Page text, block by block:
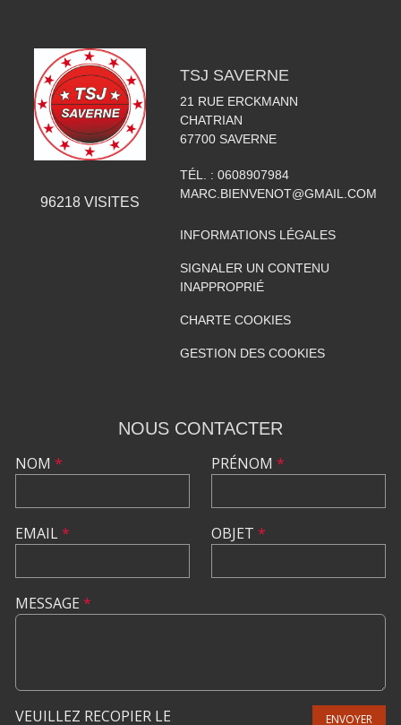
96218VISITES
TSJ SAVERNE
21 RUE ERCKMANN
CHATRIAN
67700 SAVERNE
TÉL. : 0608907984
MARC.BIENVENOT@GMAIL.COM
INFORMATIONS LÉGALES
SIGNALER UN CONTENU
INAPPROPRIÉ
CHARTE COOKIES
GESTION DES COOKIES
NOUS CONTACTER
NOM *
EMAIL*
PRÉNOM *
OBJET *
MESSAGE *
VEUILLEZ RECOPIER LE ENVOYER